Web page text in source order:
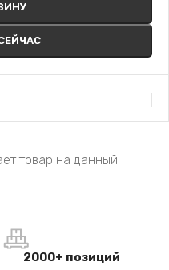
товар на данный
2000+ позиций